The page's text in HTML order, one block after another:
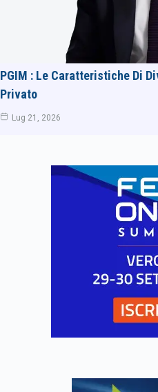
PGIM : Le Caratteristiche Di
Privato
Lug 21, 2026